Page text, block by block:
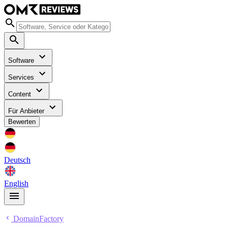
Software
Services
Content
Für Anbieter
Bewerten
Deutsch
English
DomainFactory